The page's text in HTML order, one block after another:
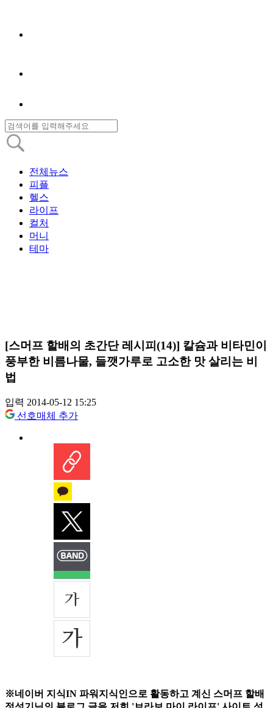
전체뉴스
피플
헬스
라이프
컬처
머니
테마
[스머프 할배의 초간단 레시피(14)] 칼슘과 비타민이
풍부한 비름나물, 들깻가루로 고소한 맛 살리는 비
법
입력 2014-05-12 15:25
선호매체 추가
※네이버 지식IN 파워지식인으로 활동하고 계신 스머프 할배